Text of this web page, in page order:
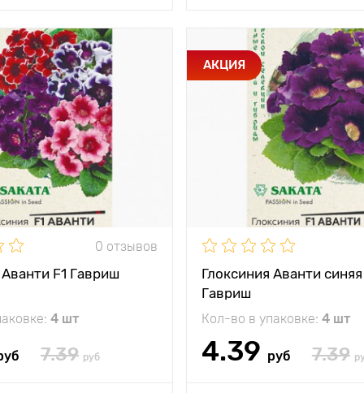
0 отзывов
F1 Гавриш
4 шт
7.39 руб
Растение не
вытягивается и
формирует
компактную розетку
25 - 30 см
1 - 3 растения в
АКЦИЯ
Глоксиния Аванти синяя
Гавриш
Кол-во в упаковке: 4 шт
4.39 руб 7.39
Особенности
Высота растения
Растояние между
растениями
1 -
Местоположение
яркий